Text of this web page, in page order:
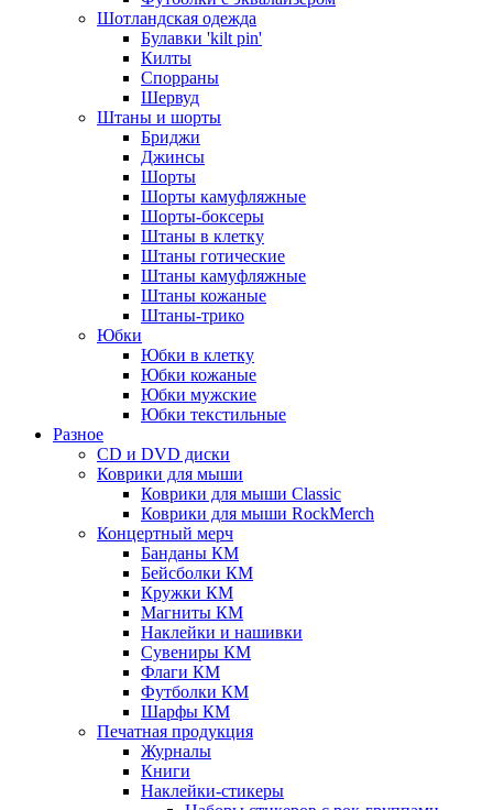
Шотландская одежда
Булавки 'kilt pin'
Килты
Спорраны
Шервуд
Штаны и шорты
Бриджи
Джинсы
Шорты
Шорты камуфляжные
Шорты-боксеры
Штаны в клетку
Штаны готические
Штаны камуфляжные
Штаны кожаные
Штаны-трико
Юбки
Юбки в клетку
Юбки кожаные
Юбки мужские
Юбки текстильные
Разное
CD и DVD диски
Коврики для мыши
Коврики для мыши Classic
Коврики для мыши RockMerch
Концертный мерч
Банданы КМ
Бейсболки КМ
Кружки КМ
Магниты КМ
Наклейки и нашивки
Сувениры КМ
Флаги КМ
Футболки КМ
Шарфы КМ
Печатная продукция
Журналы
Книги
Наклейки-стикеры